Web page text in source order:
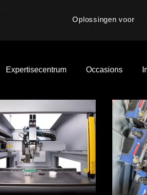
Oplossingen voor
Expertisecentrum Occasions